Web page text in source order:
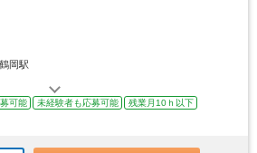
岡駅
可能 未経験者も応募可能
残業月10ｈ以下